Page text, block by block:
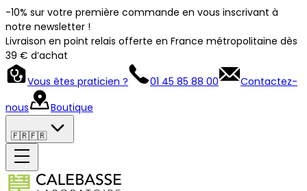
-10% sur votre première commande en vous inscrivant à
notre newsletter !
Livraison en point relais offerte en France métropolitaine dès
39 € d’achat
Vous êtes praticien ?
01 45 85 88 00
Contactez-
nous
Boutique
🇫🇷🇫🇷